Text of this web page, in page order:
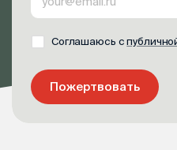
Соглашаюсь с
Пожертвовать